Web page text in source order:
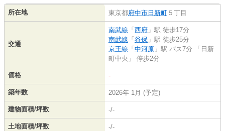
所在地 東京都府中市 日新町 ５丁目
交通
南武線 「 西府 」駅 徒歩17分
南武線 「 谷保 」駅 徒歩25分
京王線 「 中河原 」駅 バス7分 「日新
町中央」 停歩2分
価格 -
築年数 2026年 1月 (予定)
建物面積/坪数 -/-
土地面積/坪数 -/-